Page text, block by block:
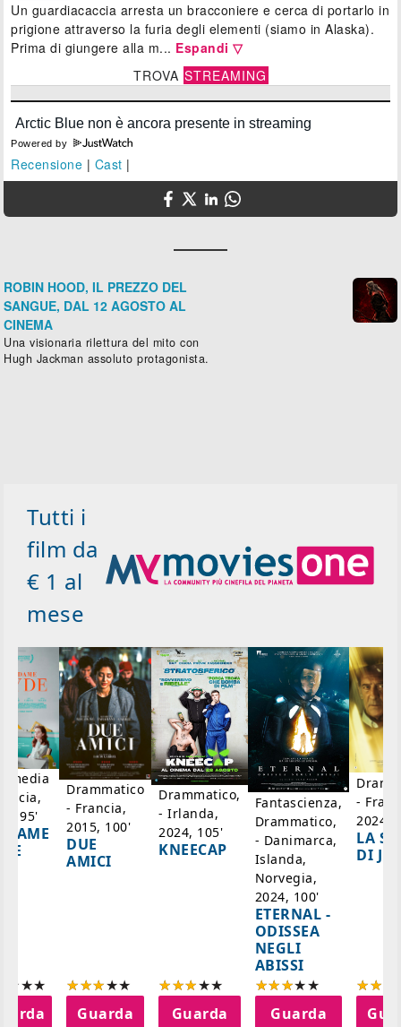
Un guardiacaccia arresta un bracconiere e cerca di portarlo in
prigione attraverso la furia degli elementi (siamo in Alaska).
Prima di giungere alla m... Espandi ▽
TROVA STREAMING
Powered by
Recensione | Cast |
ROBIN HOOD, IL PREZZO DEL
SANGUE, DAL 12 AGOSTO AL
CINEMA
Una visionaria rilettura del mito con
Hugh Jackman assoluto protagonista.
Tutti i
film da
€ 1 al
mese
95'
Drammatico
- Francia,
2015, 100'
DUE
AMICI
Guarda
Drammatico,
- Irlanda,
2024, 105'
KNEECAP
Guarda
Fantascienza,
Drammatico,
- Danimarca,
Islanda,
Norvegia,
2024, 100'
ETERNAL -
ODISSEA
NEGLI
ABISSI
Guarda
-
2024,
LA
DI